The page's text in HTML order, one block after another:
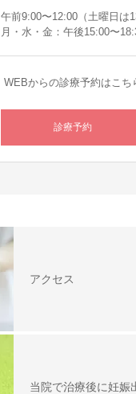
前9:00〜12:00（土曜日は
月・水・金：午後15:00〜
WEBからの診療予約はこち
診療予約
アクセス
当院で治療後に妊娠